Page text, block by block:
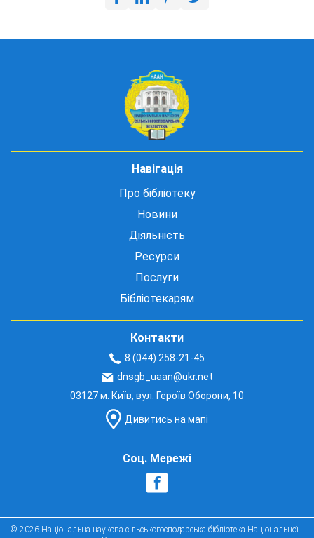
Навігація
Про бібліотеку
Новини
Діяльність
Ресурси
Послуги
Бібліотекарям
Контакти
8 (044) 258-21-45
dnsgb_uaan@ukr.net
03127 м. Київ, вул. Героїв Оборони, 10
Дивитись на мапі
Соц. Мережі
© 2026 Національна наукова сільськогосподарська бібліотека Національної